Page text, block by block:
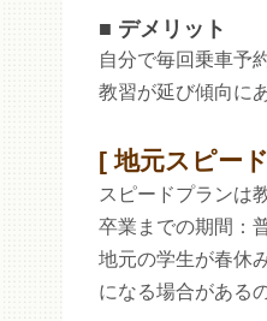
デメリット
自分で毎回乗車予
教習が延び傾向に
地元スピー
スピードプランは
卒業までの期間：
地元の学生が春休
になる場合がある